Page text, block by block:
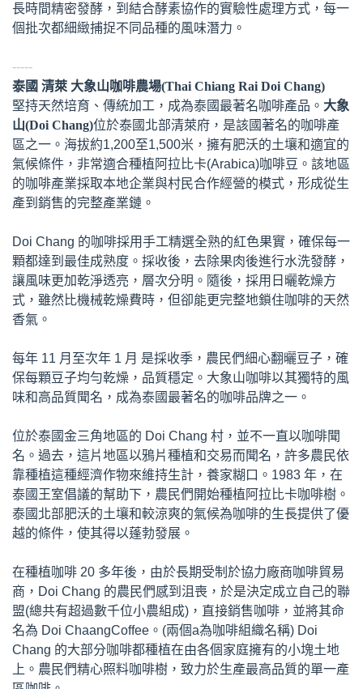
長時間精密發酵，到結合酵素協作的實驗性處理方式，每一
個批次都細緻捕捉不同品種的風味潛力。
-----
泰國 清萊 大象山咖啡農場(Thai Chiang Rai Doi Chang)
堅持天然培育、傳統加工，成為泰國最著名咖啡產品。 大象
山(Doi Chang)位於泰國北部清萊府，是該國著名的咖啡產
區之一。海拔約1,200至1,500米，擁有肥沃的土壤和適宜的
氣候條件，非常適合種植阿拉比卡(Arabica)咖啡豆。該地區
的咖啡產業採取本地企業與村民合作經營的模式，形成從生
產到銷售的完整產業鏈。
Doi Chang 的咖啡採用手工精選全熟的紅色果實，確保每一
顆都達到最佳成熟度。採收後，去除果肉後進行水洗發酵，
讓風味更加乾淨透亮，層次分明。隨後，採用日曬乾燥方
式，雖然比機械乾燥費時，但卻能更完整地鎖住咖啡的天然
香氣。
每年 11 月至次年 1 月 是採收季，農民們細心翻曬豆子，確
保每顆豆子均勻乾燥，品質穩定。大象山咖啡以其獨特的風
味和高品質聞名，成為泰國最著名的咖啡品牌之一。
位於泰國金三角地區的 Doi Chang 村，並不一直以咖啡聞
名。過去，這片地區以鴉片種植和交易而聞名，許多農民依
靠種植這種經濟作物來維持生計，養家糊口。1983 年，在
泰國王室倡議的幫助下，農民們開始種植阿拉比卡咖啡樹。
泰國北部肥沃的土壤和較涼爽的氣候為咖啡的生長提供了優
越的條件，使其得以蓬勃發展。
在種植咖啡 20 多年後，由於長期受制於協力廠商咖啡貿易
商，Doi Chang 的農民們感到沮喪，於是決定成立自己的聯
盟(總共有超過數千位小農組成)，直接銷售咖啡，並將其命
名為 Doi ChaangCoffee。(兩個a為咖啡組織名稱) Doi
Chang 的大部分咖啡都種植在由各個家庭擁有的小塊土地
上。農民們精心照料咖啡樹，致力於生產最高品質的單一產